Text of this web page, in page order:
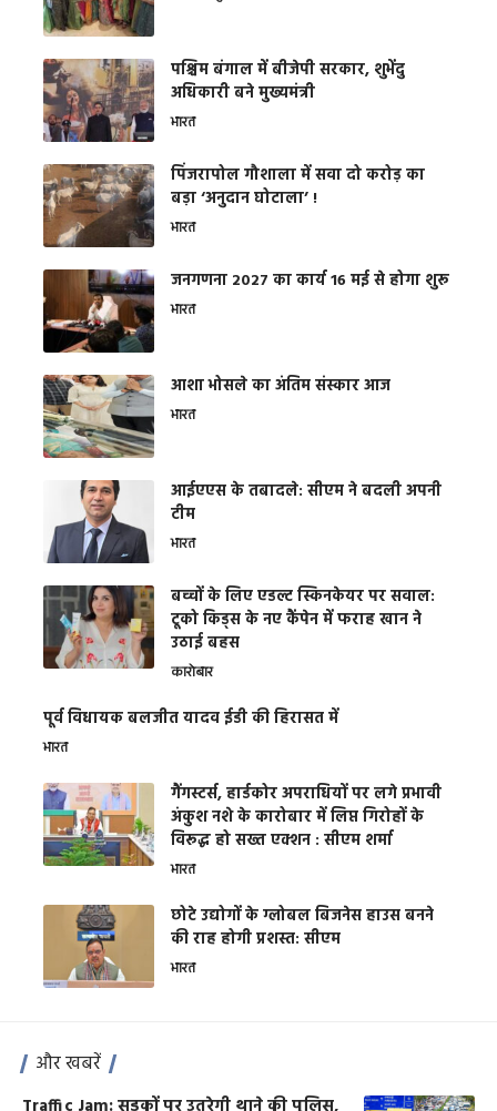
पश्चिम बंगाल में बीजेपी सरकार, शुभेंदु
अधिकारी बने मुख्यमंत्री
भारत
​पिंजरापोल गौशाला में सवा दो करोड़ का
बड़ा ‘अनुदान घोटाला’ !
भारत
जनगणना 2027 का कार्य 16 मई से होगा शुरू
भारत
आशा भोसले का अंतिम संस्कार आज
भारत
आईएएस के तबादले: सीएम ने बदली अपनी
टीम
भारत
बच्चों के लिए एडल्ट स्किनकेयर पर सवाल:
टूको किड्स के नए कैंपेन में फराह खान ने
उठाई बहस
कारोबार
पूर्व विधायक बलजीत यादव ईडी की हिरासत में
भारत
गैंगस्टर्स, हार्डकोर अपराधियों पर लगे प्रभावी
अंकुश नशे के कारोबार में लिप्त गिरोहों के
विरूद्ध हो सख्त एक्शन : सीएम शर्मा
भारत
छोटे उद्योगों के ग्लोबल बिजनेस हाउस बनने
की राह होगी प्रशस्त: सीएम
भारत
और खबरें